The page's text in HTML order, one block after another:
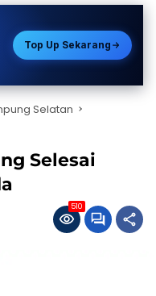
Top Up Sekarang
Selatan
Selesai
510